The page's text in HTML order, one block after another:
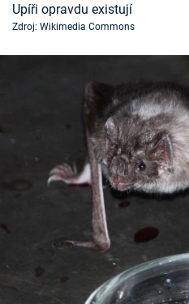
Upíři opravdu existují
Zdroj: Wikimedia Commons